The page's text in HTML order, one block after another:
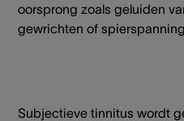
oorsprong zoals geluiden
gewrichten of
Subjectieve tinnitus wordt